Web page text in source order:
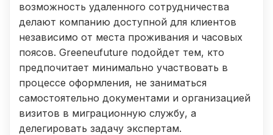
возможность удаленного сотрудничества
делают компанию доступной для клиентов
независимо от места проживания и часовых
поясов. Greeneufuture подойдет тем, кто
предпочитает минимально участвовать в
процессе оформления, не заниматься
самостоятельно документами и организацией
визитов в миграционную службу, а
делегировать задачу экспертам.